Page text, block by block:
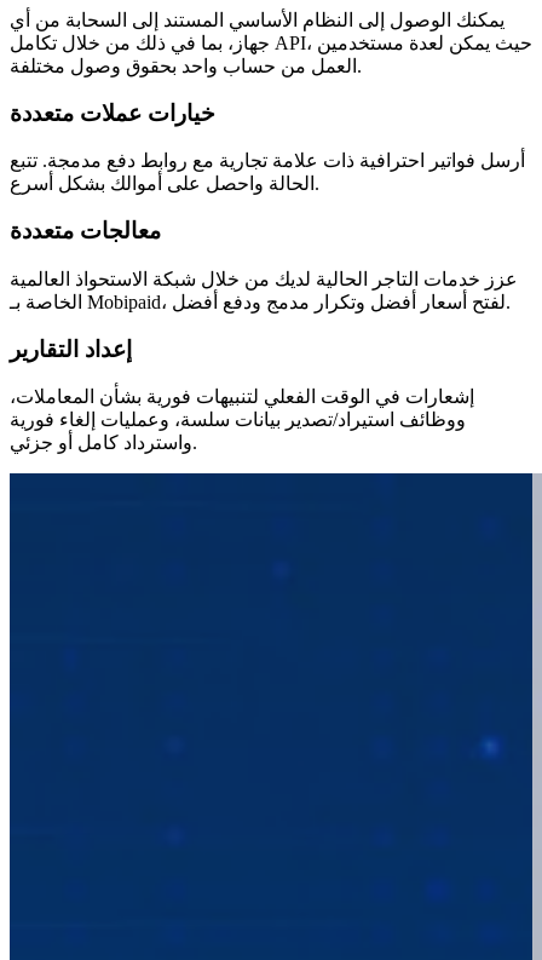
يمكنك الوصول إلى النظام الأساسي المستند إلى السحابة من أي
جهاز، بما في ذلك من خلال تكامل API، حيث يمكن لعدة مستخدمين
العمل من حساب واحد بحقوق وصول مختلفة.
خيارات عملات متعددة
أرسل فواتير احترافية ذات علامة تجارية مع روابط دفع مدمجة. تتبع
الحالة واحصل على أموالك بشكل أسرع.
معالجات متعددة
عزز خدمات التاجر الحالية لديك من خلال شبكة الاستحواذ العالمية
الخاصة بـ Mobipaid، لفتح أسعار أفضل وتكرار مدمج ودفع أفضل.
إعداد التقارير
إشعارات في الوقت الفعلي لتنبيهات فورية بشأن المعاملات،
ووظائف استيراد/تصدير بيانات سلسة، وعمليات إلغاء فورية
واسترداد كامل أو جزئي.